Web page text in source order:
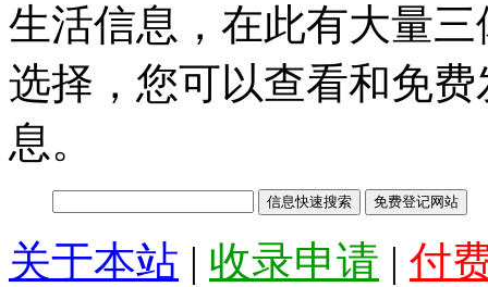
生活信息，在此有大量
选择，您可以查看和免
息。
关于本站 | 收录申请 | 付